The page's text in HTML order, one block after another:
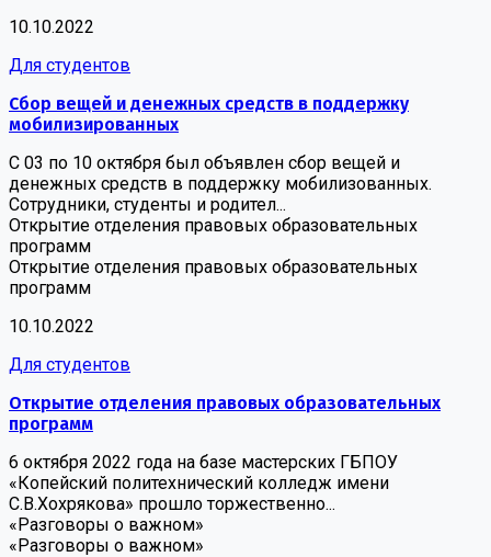
10.10.2022
Для студентов
Сбор вещей и денежных средств в поддержку
мобилизированных
С 03 по 10 октября был объявлен сбор вещей и
денежных средств в поддержку мобилизованных.
Сотрудники, студенты и родител...
Открытие отделения правовых образовательных
программ
Открытие отделения правовых образовательных
программ
10.10.2022
Для студентов
Открытие отделения правовых образовательных
программ
6 октября 2022 года на базе мастерских ГБПОУ
«Копейский политехнический колледж имени
С.В.Хохрякова» прошло торжественно...
«Разговоры о важном»
«Разговоры о важном»